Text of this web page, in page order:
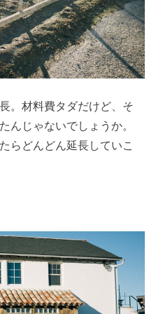
。材料費タダだけど、そ
んじゃないでしょうか。
らどんどん延長していこ